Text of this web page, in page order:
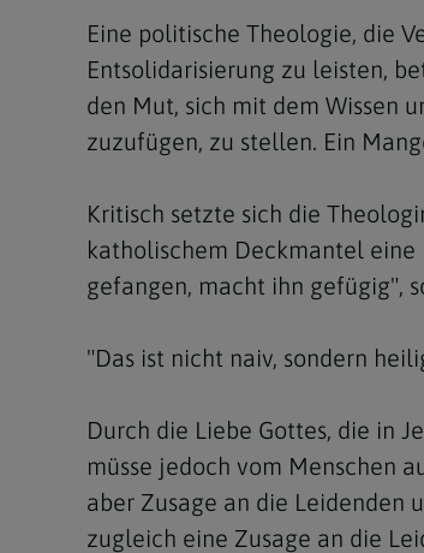
Eine politische Theologie, die
Entsolidarisierung zu leisten,
den Mut, sich mit dem Wissen
zuzufügen, zu stellen. Ein
Kritisch setzte sich die
katholischem Deckmantel
gefangen, macht ihn gefügig",
"Das ist nicht naiv, sondern
Durch die Liebe Gottes, die in
müsse jedoch vom Menschen
aber Zusage an die Leidenden
zugleich eine Zusage an die